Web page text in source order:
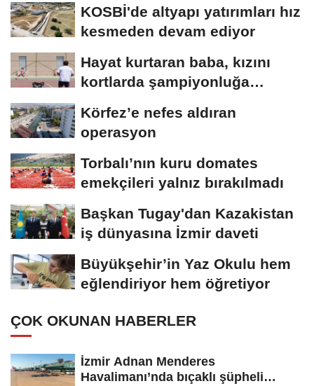
KOSBİ'de altyapı yatırımları hız
kesmeden devam ediyor
Hayat kurtaran baba, kızını
kortlarda şampiyonluğa
Körfez’e nefes aldıran
operasyon
Torbalı’nın kuru domates
emekçileri yalnız bırakılmadı
Başkan Tugay'dan Kazakistan
iş dünyasına İzmir daveti
Büyükşehir’in Yaz Okulu hem
eğlendiriyor hem öğretiyor
ÇOK OKUNAN HABERLER
İzmir Adnan Menderes
Havalimanı’nda bıçaklı şüpheli